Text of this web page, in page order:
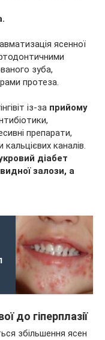
ясенної
зуба,
протеза.
із-за прийому
препарати,
каналів.
діабет
залози, а
до гіперплазії
збільшення ясен